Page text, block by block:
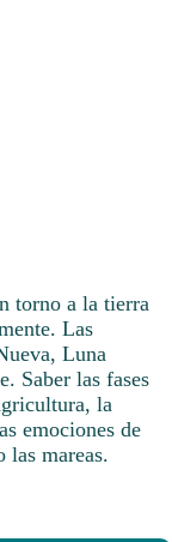
torno a la tierra
Las
Luna
Saber las fases
la
emociones de
las mareas.